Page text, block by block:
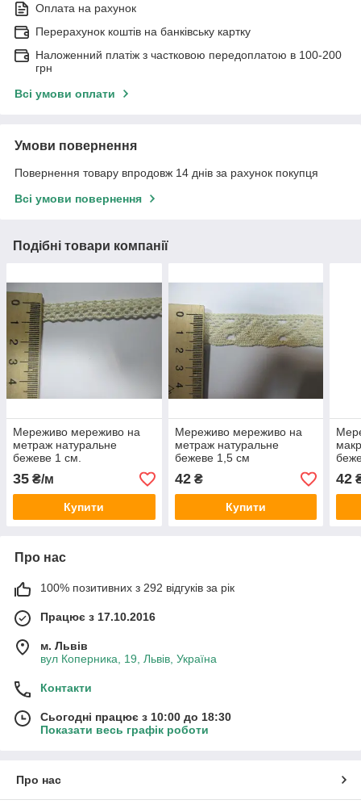
Оплата на рахунок
Перерахунок коштів на банківську картку
Наложенний платіж з частковою передоплатою в 100-200
грн
Всі умови оплати
Умови повернення
Повернення товару впродовж 14 днів за рахунок покупця
Всі умови повернення
Подібні товари компанії
Мереживо мереживо на
метраж натуральне
бежеве 1 см.
35 ₴/м
Купити
Мереживо мереживо на
метраж натуральне
бежеве 1,5 см
42₴
Купити
42
Про нас
100% позитивних з 292 відгуків за рік
Працює з 17.10.2016
м. Львів
вул Коперника, 19, Львів, Україна
Контакти
Сьогодні працює з 10:00 до 18:30
Показати весь графік роботи
Про нас